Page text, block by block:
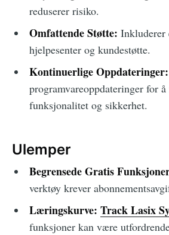
reduserer risiko.
Omfattende Støtte: Inkluderer
hjelpesenter og kundestøtte.
Kontinuerlige Oppdateringer:
programvareoppdateringer for
funksjonalitet og sikkerhet.
Ulemper
Begrensede Gratis
verktøy krever
Læringskurve: Track Lasix
funksjoner kan være